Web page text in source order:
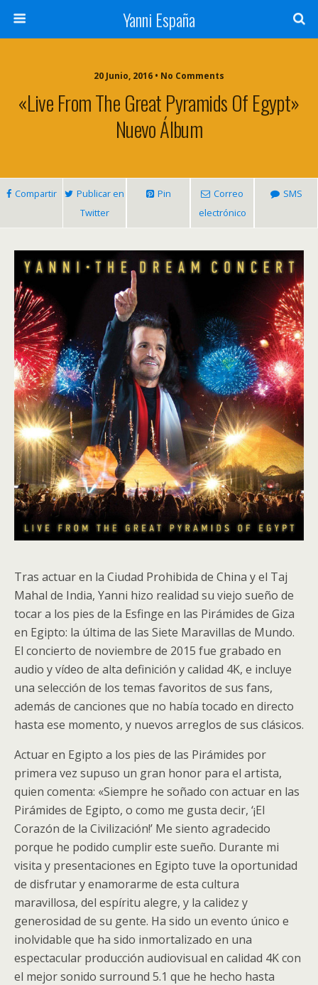
Yanni España
20 Junio, 2016 • No Comments
«Live From The Great Pyramids Of Egypt»
Nuevo Álbum
Compartir
Publicar en
Twitter
Pin
Correo
electrónico
SMS
Tras actuar en la Ciudad Prohibida de China y el Taj
Mahal de India, Yanni hizo realidad su viejo sueño de
tocar a los pies de la Esfinge en las Pirámides de Giza
en Egipto: la última de las Siete Maravillas de Mundo.
El concierto de noviembre de 2015 fue grabado en
audio y vídeo de alta definición y calidad 4K, e incluye
una selección de los temas favoritos de sus fans,
además de canciones que no había tocado en directo
hasta ese momento, y nuevos arreglos de sus clásicos.
Actuar en Egipto a los pies de las Pirámides por
primera vez supuso un gran honor para el artista,
quien comenta: «Siempre he soñado con actuar en las
Pirámides de Egipto, o como me gusta decir, ‘¡El
Corazón de la Civilización!’ Me siento agradecido
porque he podido cumplir este sueño. Durante mi
visita y presentaciones en Egipto tuve la oportunidad
de disfrutar y enamorarme de esta cultura
maravillosa, del espíritu alegre, y la calidez y
generosidad de su gente. Ha sido un evento único e
inolvidable que ha sido inmortalizado en una
espectacular producción audiovisual en calidad 4K con
el mejor sonido surround 5.1 que he hecho hasta